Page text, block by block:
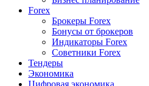
Forex
Брокеры Forex
Бонусы от брокеров
Индикаторы Forex
Советники Forex
Тендеры
Экономика
Цифровая экономика